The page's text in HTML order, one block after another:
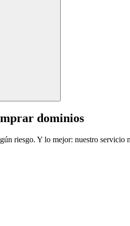
dominios
riesgo. Y lo mejor: nuestro servicio